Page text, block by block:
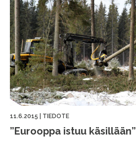
11.6.2015 TIEDOTE
”Eurooppa istuu käsillään”